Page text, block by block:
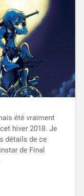
été vraiment
hiver 2018. Je
détails de ce
de Final